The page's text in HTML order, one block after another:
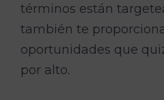
términos están
también te
oportunidades que
por alto.